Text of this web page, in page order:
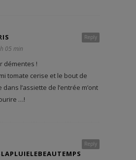
Reply
05 min
démentes !
tomate cerise et le bout de
l’assiette de l’entrée m’ont
…!
Reply